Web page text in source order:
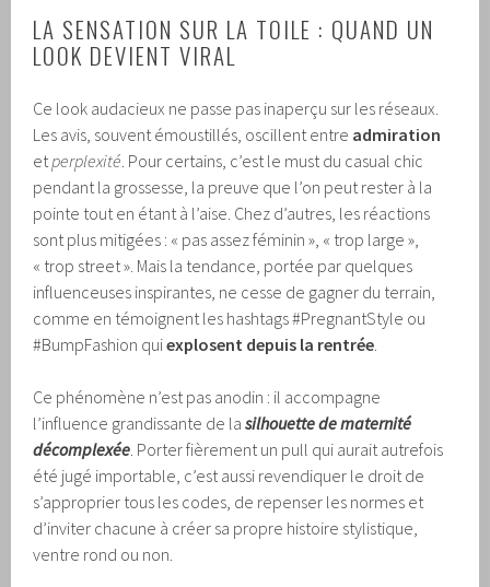
LA SENSATION SUR LA TOILE : QUAND UN
LOOK DEVIENT VIRAL
Ce look audacieux ne passe pas inaperçu sur les réseaux.
Les avis, souvent émoustillés, oscillent entre admiration
et perplexité . Pour certains, c’est le must du casual chic
pendant la grossesse, la preuve que l’on peut rester à la
pointe tout en étant à l’aise. Chez d’autres, les réactions
sont plus mitigées : « pas assez féminin », « trop large »,
« trop street ». Mais la tendance, portée par quelques
influenceuses inspirantes, ne cesse de gagner du terrain,
comme en témoignent les hashtags #PregnantStyle ou
#BumpFashion quiexplosent depuis la rentrée
Ce phénomène n’est pas anodin : il accompagne
l’influence grandissante de lasilhouette de maternité
décomplexée . Porter fièrement un pull qui aurait autrefois
été jugé importable, c’est aussi revendiquer le droit de
s’approprier tous les codes, de repenser les normes et
d’inviter chacune à créer sa propre histoire stylistique,
ventre rond ou non.